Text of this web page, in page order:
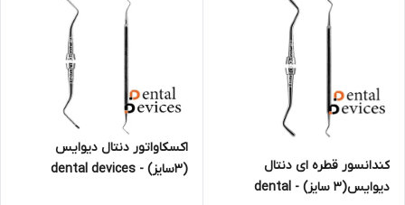
کندانسور قطره ای دنتال
دیوایس(3 سایز) - dental
اکسکاواتور دنتال دیوایس
(۳سایز) - dental devices